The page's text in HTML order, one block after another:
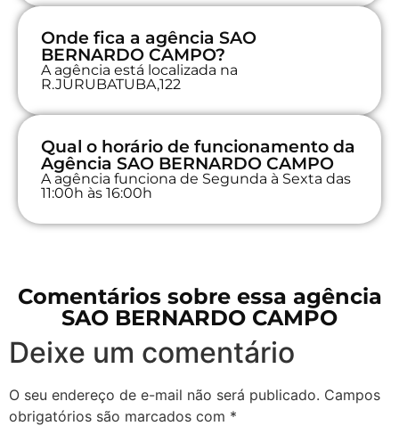
Onde fica a agência SAO
BERNARDO CAMPO?
A agência está localizada na
R.JURUBATUBA,122
Qual o horário de funcionamento da
Agência SAO BERNARDO CAMPO
A agência funciona de Segunda à Sexta das
11:00h às 16:00h
Comentários sobre essa agência
SAO BERNARDO CAMPO
Deixe um comentário
O seu endereço de e-mail não será publicado. Campos
obrigatórios são marcados com *